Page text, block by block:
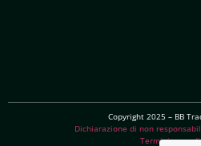
Copyright 2025 – BB
Dichiarazione di non
Termini e